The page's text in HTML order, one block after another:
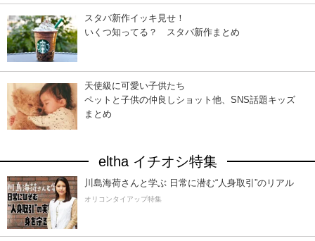
スタバ新作イッキ見せ！
いくつ知ってる？ スタバ新作まとめ
天使級に可愛い子供たち
ペットと子供の仲良しショット他、SNS話題キッズ
まとめ
eltha イチオシ特集
川島海荷さんと学ぶ 日常に潜む“人身取引”のリアル
オリコンタイアップ特集